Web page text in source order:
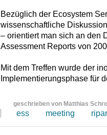
Bezüglich der Ecosystem
wissenschaftliche
– orientiert man sich an den
Assessment Reports von
Mit dem Treffen wurde der
Implementierungsphase für
geschrieben von Matthias
ess meeting